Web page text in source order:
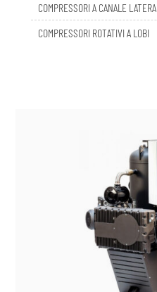
COMPRESSORI ROTATIVI A LOBI